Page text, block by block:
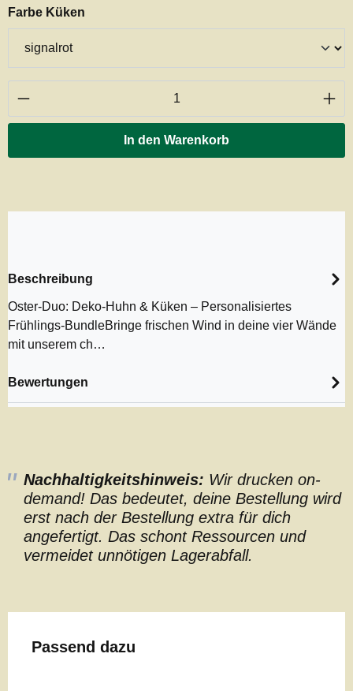
Farbe Küken
Produkt Anzahl: Gib den gewünschten
In den Warenkorb
Beschreibung
Oster-Duo: Deko-Huhn & Küken – Personalisiertes
Frühlings-BundleBringe frischen Wind in deine vier Wände
mit unserem ch…
Bewertungen
Nachhaltigkeitshinweis: Wir drucken on-
demand! Das bedeutet, deine Bestellung wird
erst nach der Bestellung extra für dich
angefertigt. Das schont Ressourcen und
vermeidet unnötigen Lagerabfall.
Produktgalerie überspringen
Passend dazu